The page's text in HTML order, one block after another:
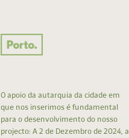
O apoio da autarquia da cidade em
que nos inserimos é fundamental
para o desenvolvimento do nosso
projecto: A 2 de Dezembro de 2024, a